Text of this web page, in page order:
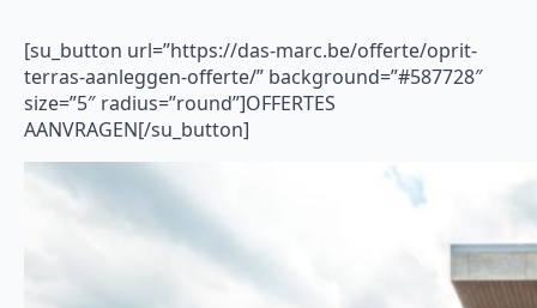
[su_button url=”https://das-marc.be/offerte/oprit-
terras-aanleggen-offerte/” background=”#587728″
size=”5″ radius=”round”]OFFERTES
AANVRAGEN[/su_button]